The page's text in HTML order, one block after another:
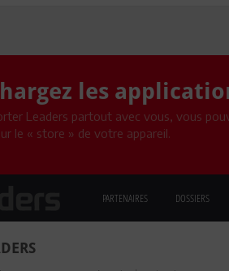
les
Leaders partout avec vous, vous
le « store » de votre appareil.
PARTENAIRES DOSSIERS